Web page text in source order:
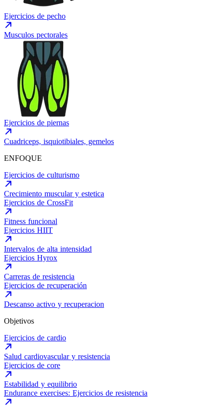
Ejercicios de pecho
Musculos pectorales
Ejercicios de piernas
Cuadriceps, isquiotibiales, gemelos
ENFOQUE
Ejercicios de culturismo
Crecimiento muscular y estetica
Ejercicios de CrossFit
Fitness funcional
Ejercicios HIIT
Intervalos de alta intensidad
Ejercicios Hyrox
Carreras de resistencia
Ejercicios de recuperación
Descanso activo y recuperacion
Objetivos
Ejercicios de cardio
Salud cardiovascular y resistencia
Ejercicios de core
Estabilidad y equilibrio
Endurance exercises: Ejercicios de resistencia